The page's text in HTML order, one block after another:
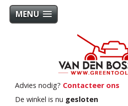
MENU
Advies nodig? Contacteer ons
De winkel is nu gesloten